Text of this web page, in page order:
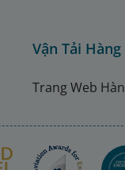
Vận Tải
Trang Web